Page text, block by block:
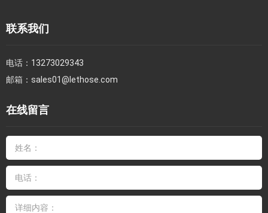
联系我们
电话： 13273029343
邮箱： sales01@lethose.com
在线留言